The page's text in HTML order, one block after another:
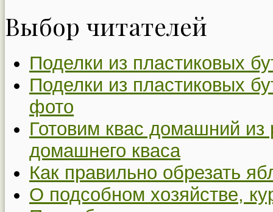
Выбор читателей
Поделки из пластиковых
Поделки из пластиковых
фото
Готовим квас домашний
домашнего кваса
Как правильно обрезать
О подсобном хозяйстве,